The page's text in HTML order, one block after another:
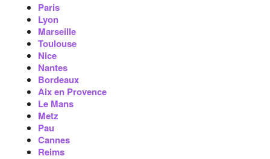
Paris
Lyon
Marseille
Toulouse
Nice
Nantes
Bordeaux
Aix en Provence
Le Mans
Metz
Pau
Cannes
Reims